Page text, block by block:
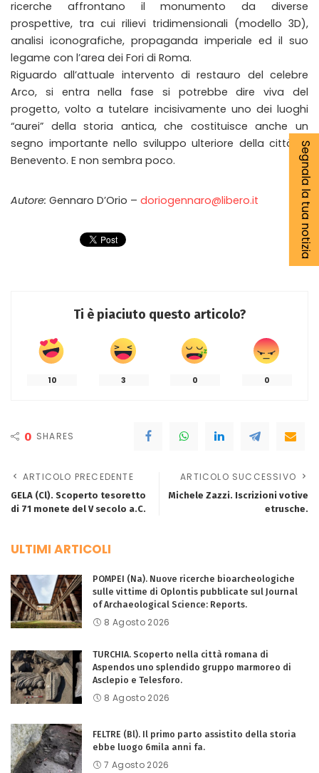
ricerche affrontano il monumento da diverse
prospettive, tra cui rilievi tridimensionali (modello 3D),
analisi iconografiche, propaganda imperiale ed il suo
legame con l’area dei Fori di Roma.
Riguardo all’attuale intervento di restauro del celebre
Arco, si entra nella fase si potrebbe dire viva del
progetto, volto a tutelare incisivamente uno dei luoghi
“aurei” della storia antica, che costituisce anche un
segno importante nello sviluppo ulteriore della città di
Benevento. E non sembra poco.
Autore: Gennaro D’Orio – doriogennaro@libero.it
Ti è piaciuto questo articolo?
10 3 0 0
0 SHARES
ARTICOLO PRECEDENTE
GELA (Cl). Scoperto tesoretto
di 71 monete del V secolo a.C.
ARTICOLO SUCCESSIVO
Michele Zazzi. Iscrizioni votive
etrusche.
ULTIMI ARTICOLI
POMPEI (Na). Nuove ricerche bioarcheologiche
sulle vittime di Oplontis pubblicate sul Journal
of Archaeological Science: Reports.
8 Agosto 2026
TURCHIA. Scoperto nella città romana di
Aspendos uno splendido gruppo marmoreo di
Asclepio e Telesforo.
8 Agosto 2026
FELTRE (Bl). Il primo parto assistito della storia
ebbe luogo 6mila anni fa.
7 Agosto 2026
Segnala la tua notizia